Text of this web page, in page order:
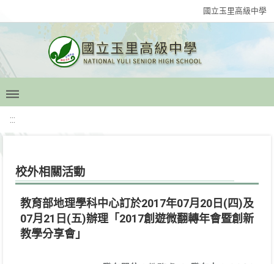
國立玉里高級中學
:::
校外相關活動
教育部地理學科中心訂於2017年07月20日(四)及
07月21日(五)辦理「2017創遊微翻轉年會暨創新
教學分享會」